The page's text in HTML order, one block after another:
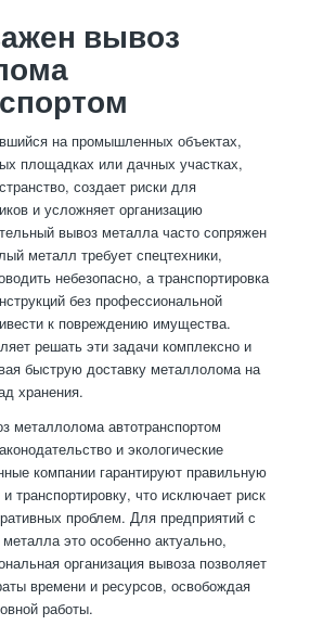
вывоз
на промышленных объектах,
площадках или дачных участках,
создает риски для
и усложняет организацию
вывоз металла часто сопряжен
металл требует спецтехники,
небезопасно, а транспортировка
без профессиональной
к повреждению имущества.
решать эти задачи комплексно и
быструю доставку металлолома на
хранения.
металлолома автотранспортом
и экологические
компании гарантируют правильную
и транспортировку, что исключает риск
проблем. Для предприятий с
это особенно актуально,
организация вывоза позволяет
времени и ресурсов, освобождая
работы.